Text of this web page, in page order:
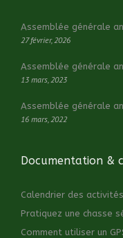
Assemblée générale
27 février, 2026
Assemblée générale
13 mars, 2023
Assemblée générale
16 mars, 2022
Documentation &
Calendrier des activités
Pratiquez une chasse
Comment utiliser un